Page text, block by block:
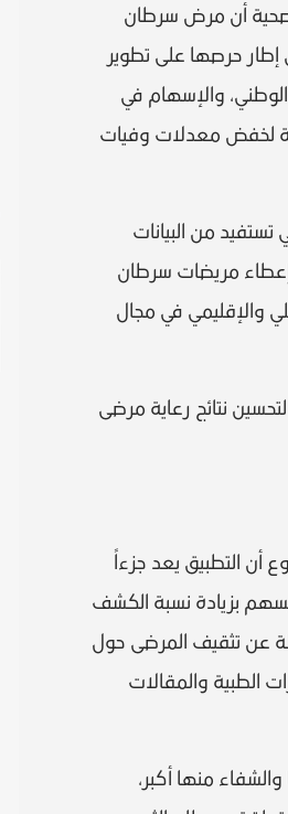
أن مرض سرطان
إطار حرصها على تطوير
والإسهام في
لخفض معدلات وفيات
من البيانات
مريضات سرطان
والإقليمي في مجال
نتائج رعاية مرضى
أن التطبيق يعد جزءاً
بزيادة نسبة الكشف
عن تثقيف المرضى حول
الطبية والمقالات
منها أكبر،